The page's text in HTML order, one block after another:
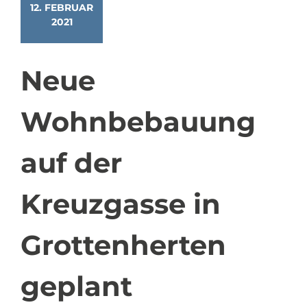
12. FEBRUAR
2021
Neue
Wohnbebauung
auf der
Kreuzgasse in
Grottenherten
geplant